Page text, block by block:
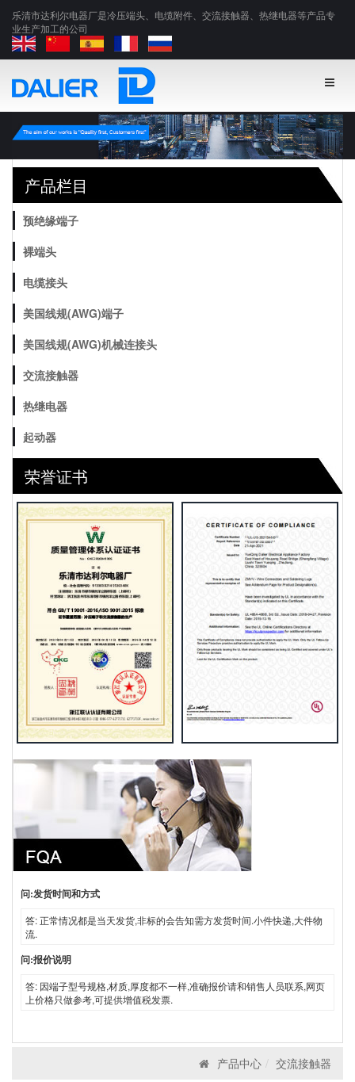
乐清市达利尔电器厂是冷压端头、电缆附件、交流接触器、热继电器等产品专
业生产加工的公司
产品栏目
预绝缘端子
裸端头
电缆接头
美国线规(AWG)端子
美国线规(AWG)机械连接头
交流接触器
热继电器
起动器
荣誉证书
问:发货时间和方式
答: 正常情况都是当天发货,非标的会告知需方发货时间.小件快递,大件物
流.
问:报价说明
答: 因端子型号规格,材质,厚度都不一样,准确报价请和销售人员联系,网页
上价格只做参考,可提供增值税发票.
产品中心 交流接触器